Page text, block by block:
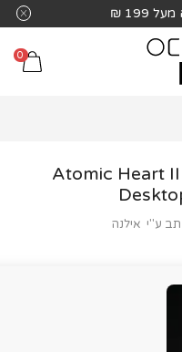
199 ₪
0
Atomic Heart
ע"י אילנה